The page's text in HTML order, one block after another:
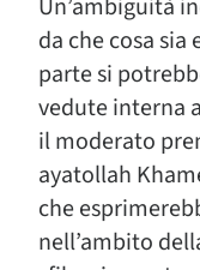
Un’ambiguità
da che cosa
parte si
vedute interna
il moderato
ayatollah
che
nell’ambito